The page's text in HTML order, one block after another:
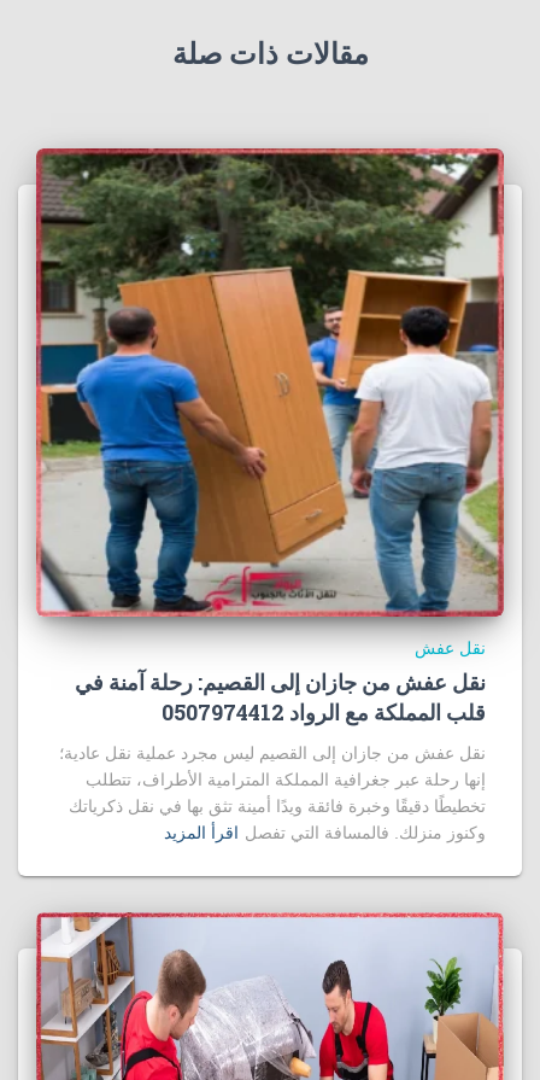
مقالات ذات صلة
نقل عفش
نقل عفش من جازان إلى القصيم: رحلة آمنة في
قلب المملكة مع الرواد 0507974412
نقل عفش من جازان إلى القصيم ليس مجرد عملية نقل عادية؛
إنها رحلة عبر جغرافية المملكة المترامية الأطراف، تتطلب
تخطيطًا دقيقًا وخبرة فائقة ويدًا أمينة تثق بها في نقل ذكرياتك
وكنوز منزلك. فالمسافة التي تفصل اقرأ المزيد